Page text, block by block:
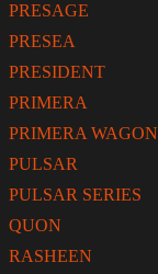
PRESAGE
PRESEA
PRESIDENT
PRIMERA
PRIMERA WAGON
PULSAR
PULSAR SERIES
QUON
RASHEEN